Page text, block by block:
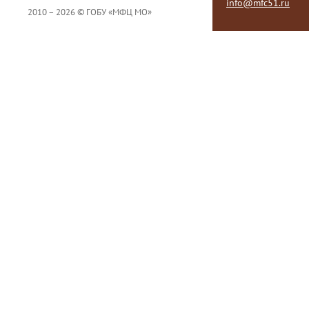
2010 – 2026 © ГОБУ «МФЦ МО»
info@mfc51.ru